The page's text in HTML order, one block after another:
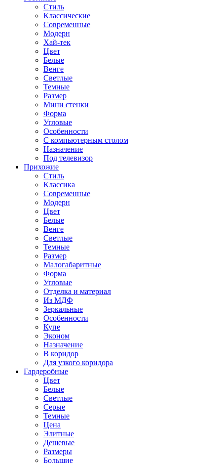
Стиль
Классические
Современные
Модерн
Хай-тек
Цвет
Белые
Венге
Светлые
Темные
Размер
Мини стенки
Форма
Угловые
Особенности
С компьютерным столом
Назначение
Под телевизор
Прихожие
Стиль
Классика
Современные
Модерн
Цвет
Белые
Венге
Светлые
Темные
Размер
Малогабаритные
Форма
Угловые
Отделка и материал
Из МДФ
Зеркальные
Особенности
Купе
Эконом
Назначение
В коридор
Для узкого коридора
Гардеробные
Цвет
Белые
Светлые
Серые
Темные
Цена
Элитные
Дешевые
Размеры
Большие